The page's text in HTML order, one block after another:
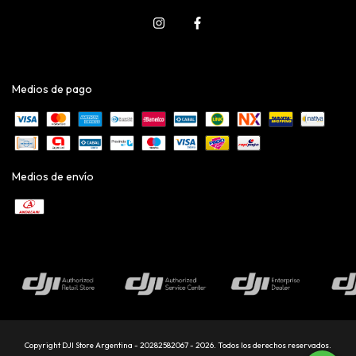
Medios de pago
Medios de envío
Copyright DJI Store Argentina - 20282582067 - 2026. Todos los derechos reservados.